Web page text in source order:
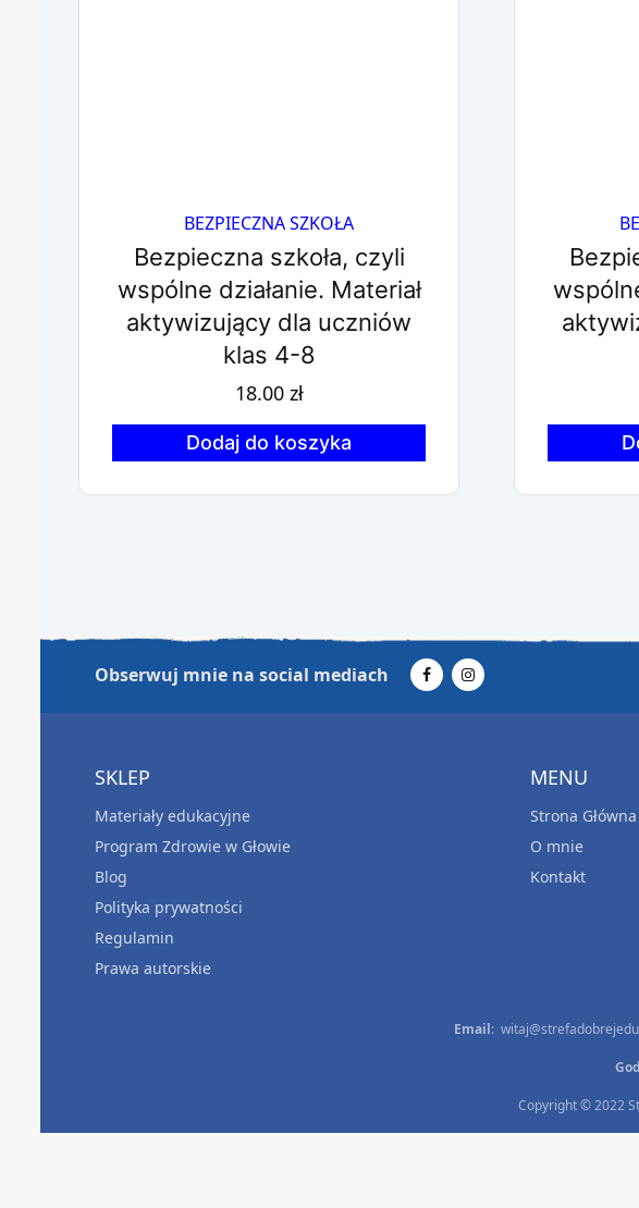
BEZPIECZNA SZKOŁA
Bezpieczna szkoła, czyli
wspólne działanie. Materiał
aktywizujący dla uczniów
klas 4-8
18.00 zł
Dodaj do koszyka
Obserwuj mnie na social mediach
SKLEP
Materiały edukacyjne
Program Zdrowie w Głowie
Blog
Polityka prywatności
Regulamin
Prawa autorskie
MENU
Strona Główna
O mnie
Kontakt
Email:
Copyright © 2022